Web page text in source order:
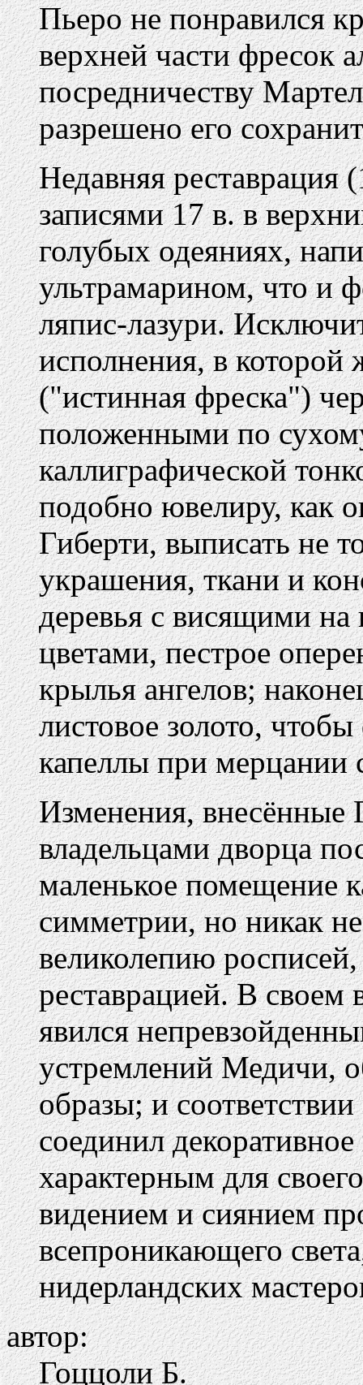
Пьеро не понравился
верхней части фресок
посредничеству
разрешено его
Недавняя реставрация
записями 17 в. в
голубых одеяниях,
ультрамарином, что и
ляпис-лазури.
исполнения, в
("истинная фреска")
положенными по
каллиграфической
подобно ювелиру, как
Гиберти, выписать не
украшения, ткани и
деревья с висящими
цветами, пестрое
крылья ангелов;
листовое золото,
капеллы при мерцании
Изменения, внесённые
владельцами дворца
маленькое помещение
симметрии, но никак
великолепию
реставрацией. В
явился
устремлений Медичи,
образы; и
соединил
характерным для
видением и сиянием
всепроникающего
нидерландских
автор:
Гоццоли Б.